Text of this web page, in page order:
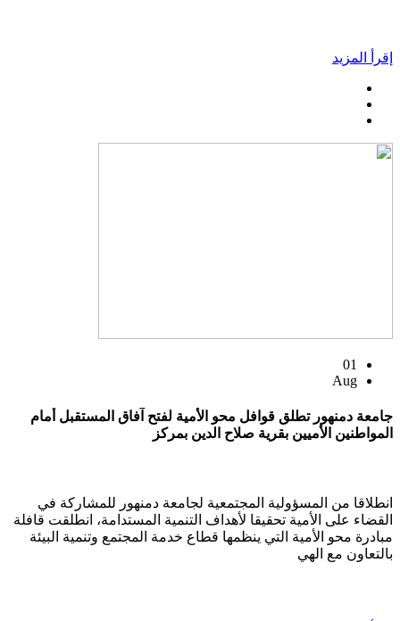
إقرأ المزيد
01
Aug
جامعة دمنهور تطلق قوافل محو الأمية لفتح آفاق المستقبل أمام
المواطنين الأميين بقرية صلاح الدين بمركز
انطلاقا من المسؤولية المجتمعية لجامعة دمنهور للمشاركة في
القضاء على الأمية تحقيقا لأهداف التنمية المستدامة، انطلقت قافلة
مبادرة محو الأمية التي ينظمها قطاع خدمة المجتمع وتنمية البيئة
بالتعاون مع الهي